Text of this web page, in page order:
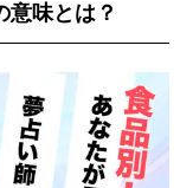
意味とは？